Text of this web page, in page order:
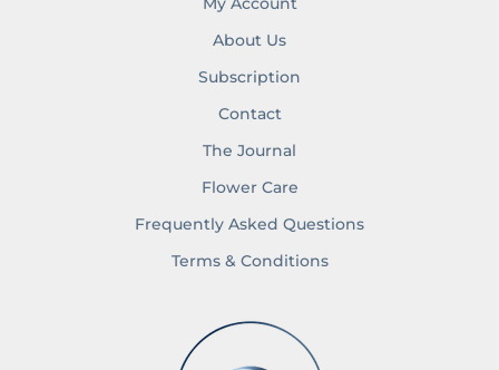
About Us
Subscription
Contact
The Journal
Flower Care
Frequently Asked Questions
Terms & Conditions